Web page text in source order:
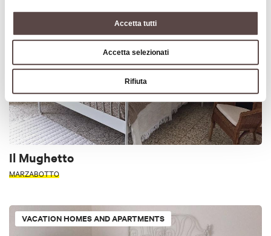
Accetta tutti
Accetta selezionati
Rifiuta
VACATION HOMES AND APARTMENTS
Il Mughetto
MARZABOTTO
VACATION HOMES AND APARTMENTS